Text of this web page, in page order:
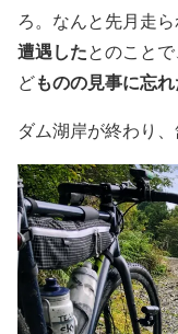
ろ。なんと先月走
遭遇したとのこと
どものの見事に忘
ダム湖岸が終わり